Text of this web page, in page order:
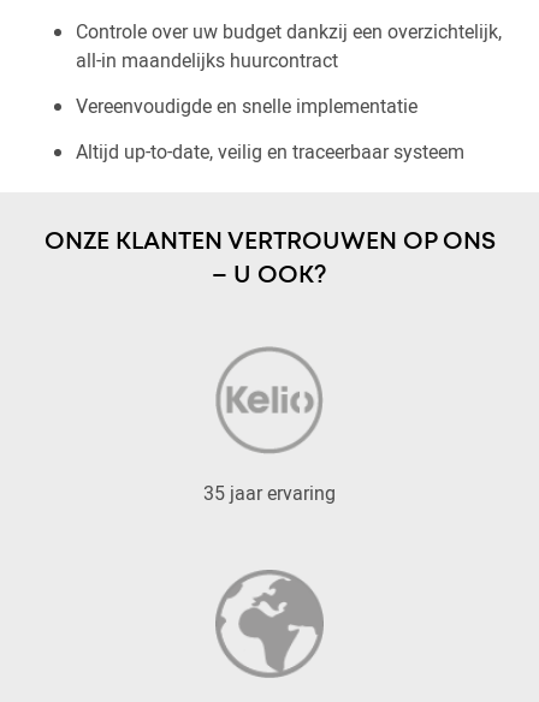
Controle over uw budget dankzij een overzichtelijk,
all-in maandelijks huurcontract
Vereenvoudigde en snelle implementatie
Altijd up-to-date, veilig en traceerbaar systeem
ONZE KLANTEN VERTROUWEN OP ONS
– U OOK?
35 jaar ervaring